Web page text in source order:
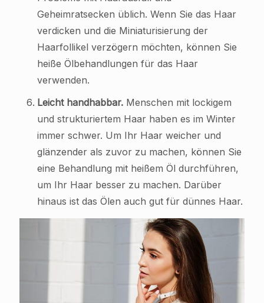
Geheimratsecken üblich. Wenn Sie das Haar
verdicken und die Miniaturisierung der
Haarfollikel verzögern möchten, können Sie
heiße Ölbehandlungen für das Haar
verwenden.
Leicht handhabbar. Menschen mit lockigem
und strukturiertem Haar haben es im Winter
immer schwer. Um Ihr Haar weicher und
glänzender als zuvor zu machen, können Sie
eine Behandlung mit heißem Öl durchführen,
um Ihr Haar besser zu machen. Darüber
hinaus ist das Ölen auch gut für dünnes Haar.